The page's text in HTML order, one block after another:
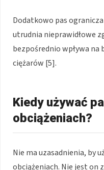
Dodatkowo pas
utrudnia nieprawidłowe
bezpośrednio wpływa
ciężarów [5].
Kiedy używać
obciążeniach?
Nie ma uzasadnienia, by
obciążeniach. Nie jest on